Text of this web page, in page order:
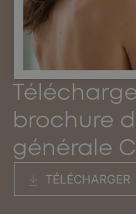
brochure
générale
TÉLÉCHARGER